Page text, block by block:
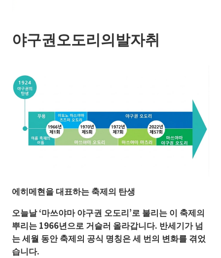
야구권오도리의발자취
에히메현을대표하는 축제의 탄생
오늘날 ‘마쓰야마 야구권 오도리’로 불리는 이 축제의
뿌리는 1966년으로 거슬러 올라갑니다. 반세기가 넘
는 세월 동안 축제의 공식 명칭은 세 번의 변화를 겪었
습니다.